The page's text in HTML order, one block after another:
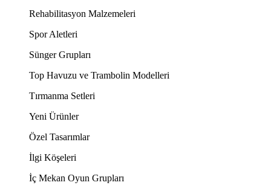
Rehabilitasyon Malzemeleri
Spor Aletleri
Sünger Grupları
Top Havuzu ve Trambolin Modelleri
Tırmanma Setleri
Yeni Ürünler
Özel Tasarımlar
İlgi Köşeleri
İç Mekan Oyun Grupları